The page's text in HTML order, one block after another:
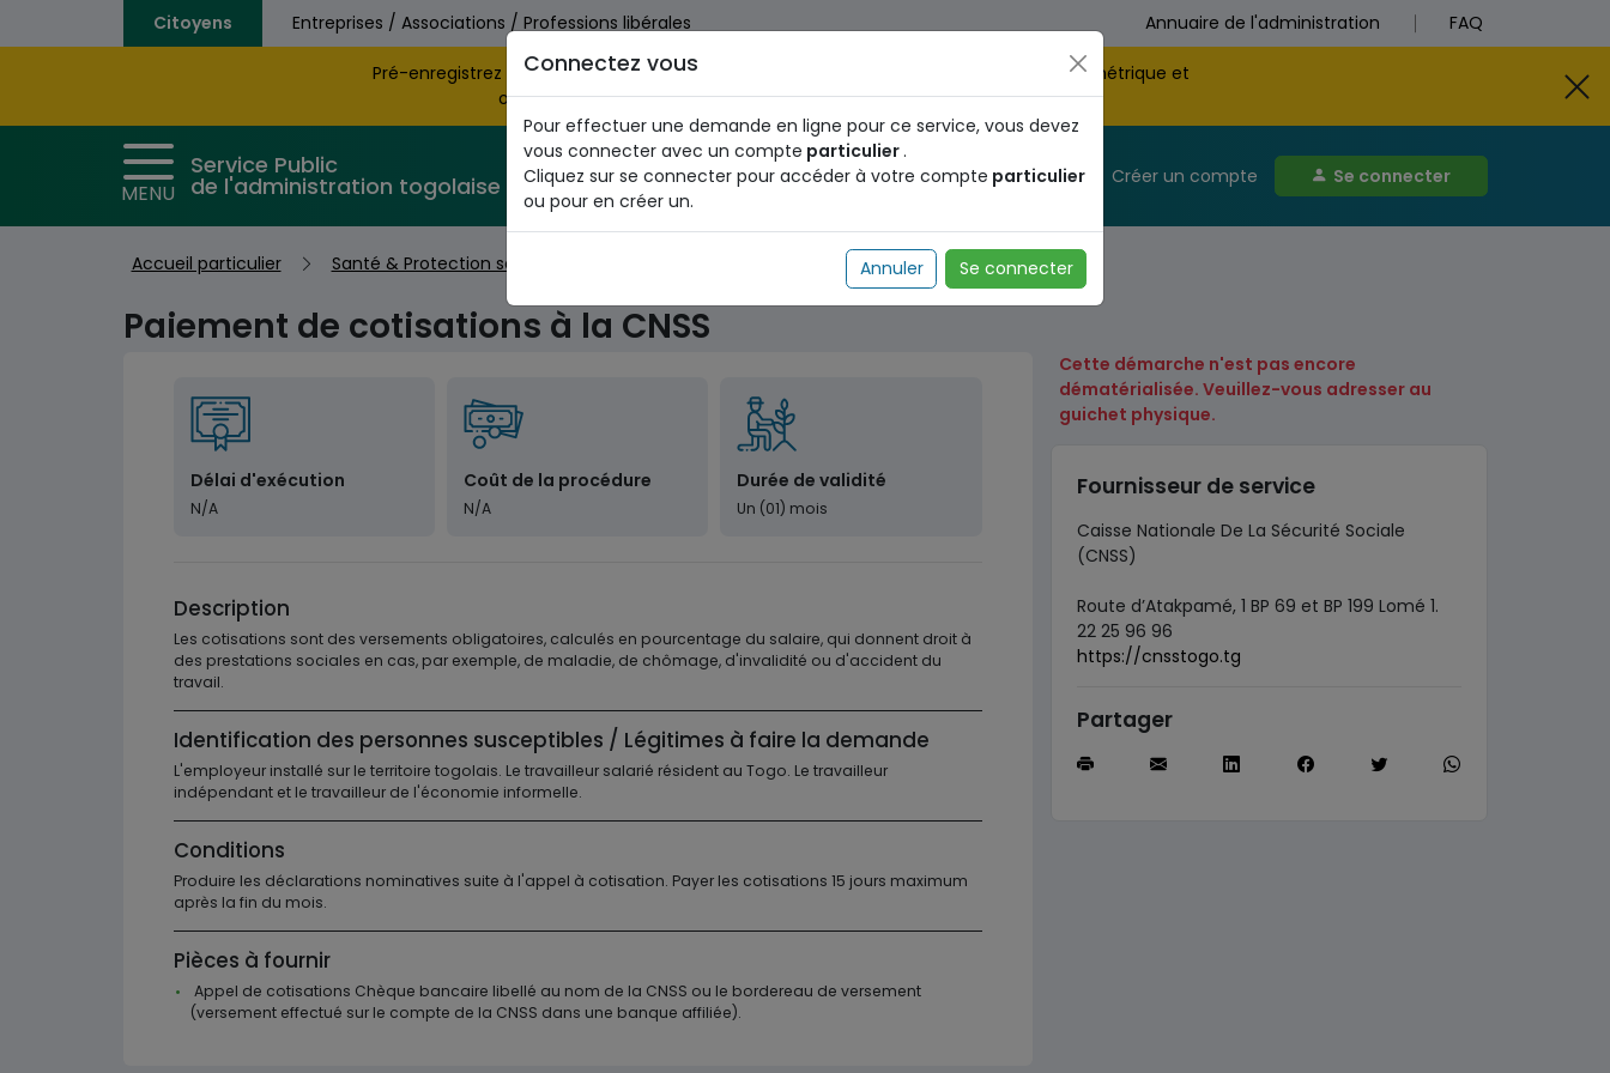
Aller au contenu principal
Citoyens Entreprises / Associations / Professions libérales Annuaire de l'administration FAQ
Pré-enregistrez vous dès maintenant pour le programme national d'identification biométrique et
obtenez votre Numéro d'Identification Unique (NIU) en cliquantICI.
MENU
Service Public
de l'administration togolaise Créer un compte Se connecter
Accueil particulier Santé & Protection sociale Paiement de cotisations à la CNSS
Paiement de cotisations à la CNSS
Délai d'exécution
N/A
Coût de la procédure
N/A
Durée de validité
Un (01) mois
Description
Les cotisations sont des versements obligatoires, calculés en pourcentage du salaire, qui donnent droit à
des prestations sociales en cas, par exemple, de maladie, de chômage, d'invalidité ou d'accident du
travail.
Identification des personnes susceptibles / Légitimes à faire la demande
L'employeur installé sur le territoire togolais. Le travailleur salarié résident au Togo. Le travailleur
indépendant et le travailleur de l'économie informelle.
Conditions
Produire les déclarations nominatives suite à l'appel à cotisation. Payer les cotisations 15 jours maximum
après la fin du mois.
Pièces à fournir
Appel de cotisations Chèque bancaire libellé au nom de la CNSS ou le bordereau de versement
(versement effectué sur le compte de la CNSS dans une banque affiliée).
Cette démarche n'est pas encore
dématérialisée. Veuillez-vous adresser au
guichet physique.
Fournisseur de service
Caisse Nationale De La Sécurité Sociale
(CNSS)
Route d’Atakpamé, 1 BP 69 et BP 199 Lomé 1.
22 25 96 96
https://cnsstogo.tg
Partager
Connectez vous
Pour effectuer une demande en ligne pour ce service, vous devez
vous connecter avec un compte particulier.
Cliquez sur se connecter pour accéder à votre compte particulier
ou pour en créer un.
Annuler Se connecter